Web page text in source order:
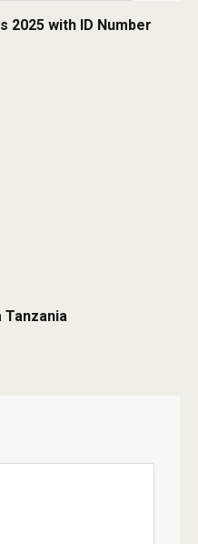
2025 with ID Number
Tanzania